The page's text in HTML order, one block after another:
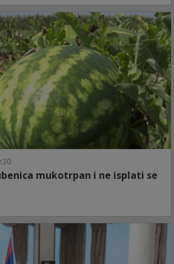
mukotrpan i ne isplati se